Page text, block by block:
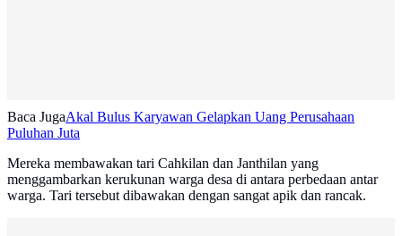
Baca JugaAkal Bulus Karyawan Gelapkan Uang Perusahaan
Puluhan Juta
Mereka membawakan tari Cahkilan dan Janthilan yang
menggambarkan kerukunan warga desa di antara perbedaan antar
warga. Tari tersebut dibawakan dengan sangat apik dan rancak.